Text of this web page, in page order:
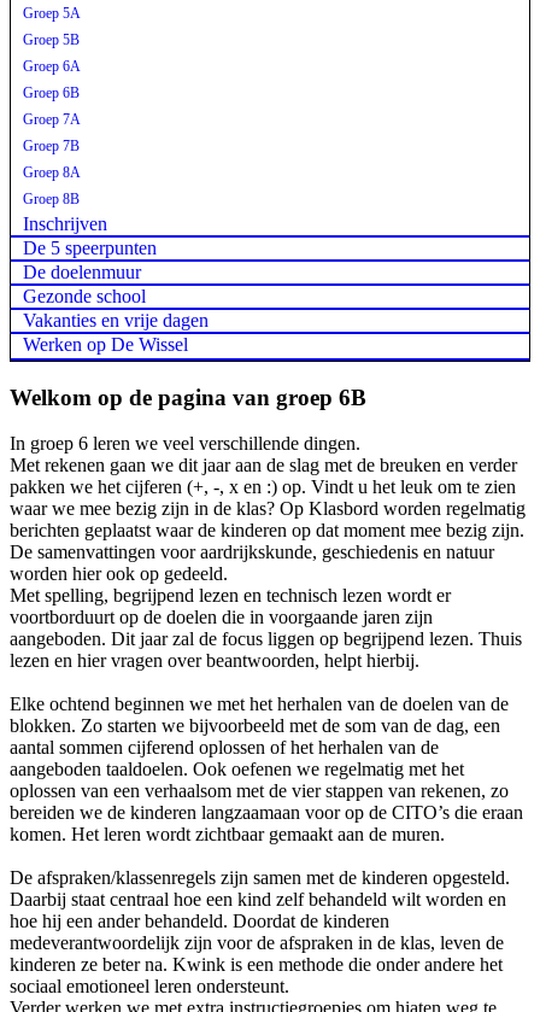
Groep 5A
Groep 5B
Groep 6A
Groep 6B
Groep 7A
Groep 7B
Groep 8A
Groep 8B
Inschrijven
De 5 speerpunten
De doelenmuur
Gezonde school
Vakanties en vrije dagen
Werken op De Wissel
Welkom op de pagina van groep 6B
In groep 6 leren we veel verschillende dingen.
Met rekenen gaan we dit jaar aan de slag met de breuken en verder
pakken we het cijferen (+, -, x en :) op. Vindt u het leuk om te zien
waar we mee bezig zijn in de klas? Op Klasbord worden regelmatig
berichten geplaatst waar de kinderen op dat moment mee bezig zijn.
De samenvattingen voor aardrijkskunde, geschiedenis en natuur
worden hier ook op gedeeld.
Met spelling, begrijpend lezen en technisch lezen wordt er
voortborduurt op de doelen die in voorgaande jaren zijn
aangeboden. Dit jaar zal de focus liggen op begrijpend lezen. Thuis
lezen en hier vragen over beantwoorden, helpt hierbij.
Elke ochtend beginnen we met het herhalen van de doelen van de
blokken. Zo starten we bijvoorbeeld met de som van de dag, een
aantal sommen cijferend oplossen of het herhalen van de
aangeboden taaldoelen. Ook oefenen we regelmatig met het
oplossen van een verhaalsom met de vier stappen van rekenen, zo
bereiden we de kinderen langzaamaan voor op de CITO’s die eraan
komen. Het leren wordt zichtbaar gemaakt aan de muren.
De afspraken/klassenregels zijn samen met de kinderen opgesteld.
Daarbij staat centraal hoe een kind zelf behandeld wilt worden en
hoe hij een ander behandeld. Doordat de kinderen
medeverantwoordelijk zijn voor de afspraken in de klas, leven de
kinderen ze beter na. Kwink is een methode die onder andere het
sociaal emotioneel leren ondersteunt.